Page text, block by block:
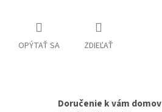
OPÝTAŤ SA ZDIEĽAŤ
Doručenie k vám domov